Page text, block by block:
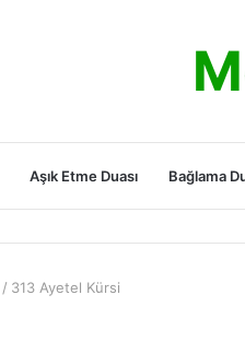
Aşık Etme Duası Bağlama
/ 313 Ayetel Kürsi